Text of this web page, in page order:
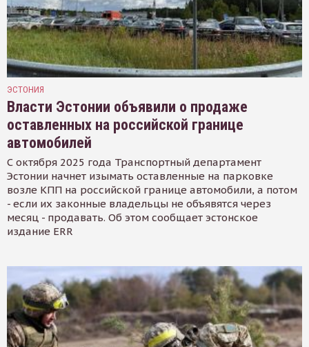
ЭСТОНИЯ
Власти Эстонии объявили о продаже
оставленных на российской границе
автомобилей
С октября 2025 года Транспортный департамент
Эстонии начнет изымать оставленные на парковке
возле КПП на российской границе автомобили, а потом
- если их законные владельцы не объявятся через
месяц - продавать. Об этом сообщает эстонское
издание ERR